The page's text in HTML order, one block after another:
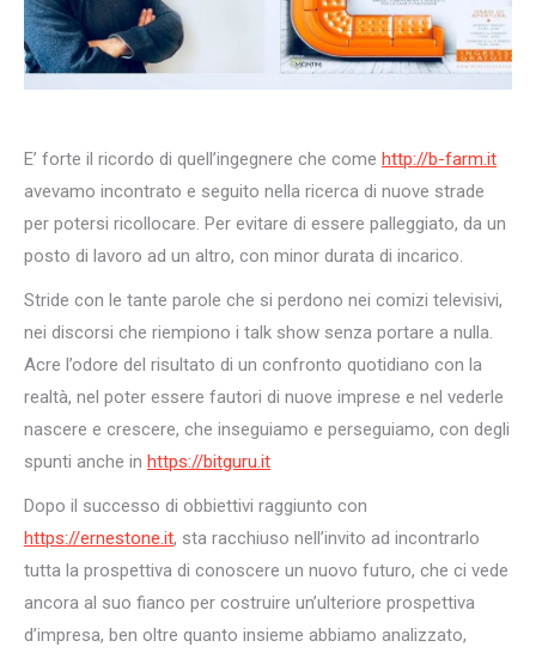
E’ forte il ricordo di quell’ingegnere che come http://b-farm.it
avevamo incontrato e seguito nella ricerca di nuove strade
per potersi ricollocare. Per evitare di essere palleggiato, da un
posto di lavoro ad un altro, con minor durata di incarico.
Stride con le tante parole che si perdono nei comizi televisivi,
nei discorsi che riempiono i talk show senza portare a nulla.
Acre l’odore del risultato di un confronto quotidiano con la
realtà, nel poter essere fautori di nuove imprese e nel vederle
nascere e crescere, che inseguiamo e perseguiamo, con degli
spunti anche in https://bitguru.it
Dopo il successo di obbiettivi raggiunto con
https://ernestone.it, sta racchiuso nell’invito ad incontrarlo
tutta la prospettiva di conoscere un nuovo futuro, che ci vede
ancora al suo fianco per costruire un’ulteriore prospettiva
d’impresa, ben oltre quanto insieme abbiamo analizzato,